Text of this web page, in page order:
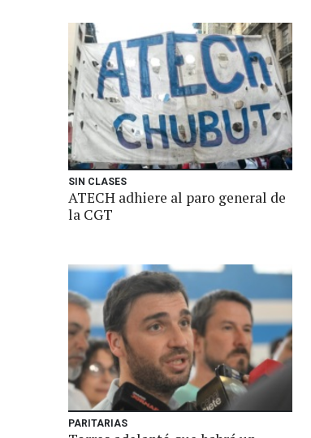
SIN CLASES
ATECH adhiere al paro general de
la CGT
PARITARIAS